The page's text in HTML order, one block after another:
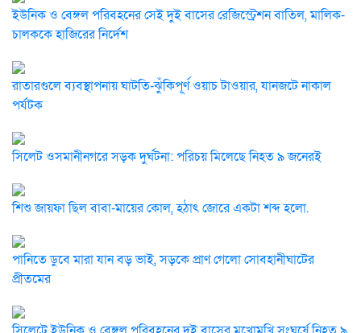
ইউনিক ও বেঙ্গল পরিবহনের সেই দুই বাসের রেজিস্ট্রেশন বাতিল, মালিক-
চালককে হাজিরের নির্দেশ
রাতারগুলে ব্যবস্থাপনায় ঘাটতি-ঝুঁকিপূর্ণ ওয়াচ টাওয়ার, যানজটে নাকাল
পর্যটক
সিলেট ওসমানীনগরে সড়ক দুর্ঘটনা: পরিচয় মিলেছে নিহত ৯ জনেরই
শিশু জায়ফা ছিল বাবা-মায়ের কোল, হঠাৎ জোরে একটা শব্দ হলো.
পানিতে ডুবে মারা যান বড় ভাই, সড়কে প্রাণ গেলো সোবহানীঘাটের
প্রীতমের